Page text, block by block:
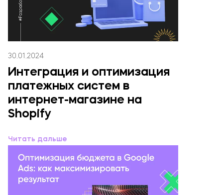
30.01.2024
Интеграция и оптимизация
платежных систем в
интернет-магазине на
Shopify
Читать дальше